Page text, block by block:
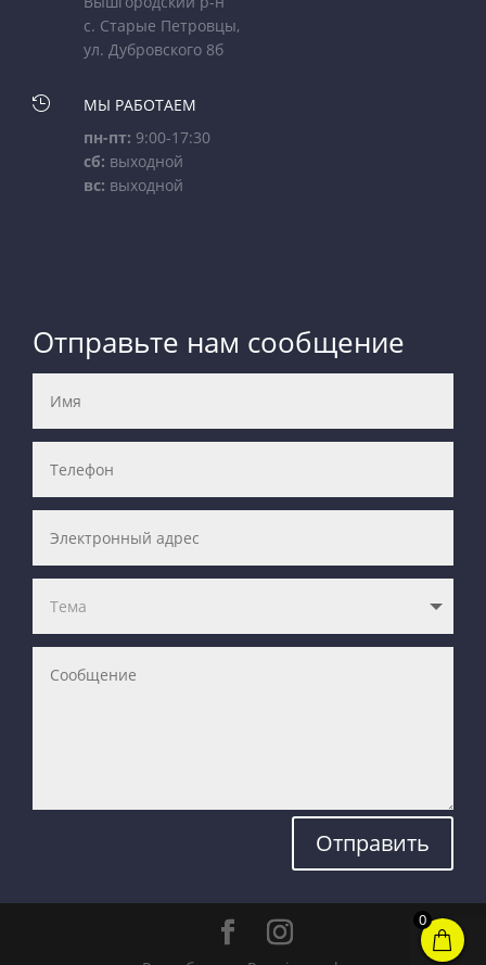
с. Старые Петровцы,
ул. Дубровского 8б

МЫ РАБОТАЕМ
пн-пт: 9:00-17:30
сб: выходной
вс: выходной
Отправьте нам сообщение
Отправить
0